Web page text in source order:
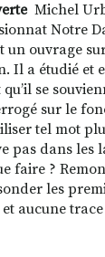
Michel
Notre
un ouvrage
Il a étudié et
se
sur le
tel mot
pas dans les
faire ?
les
aucune